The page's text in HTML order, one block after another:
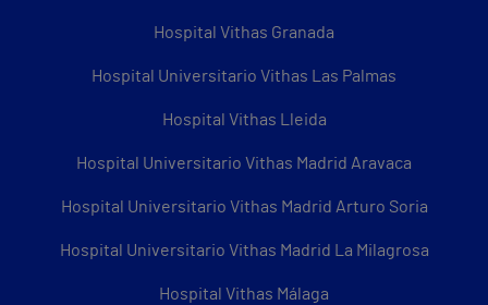
Hospital Vithas Granada
Hospital Universitario Vithas Las Palmas
Hospital Vithas Lleida
Hospital Universitario Vithas Madrid Aravaca
Hospital Universitario Vithas Madrid Arturo Soria
Hospital Universitario Vithas Madrid La Milagrosa
Hospital Vithas Málaga